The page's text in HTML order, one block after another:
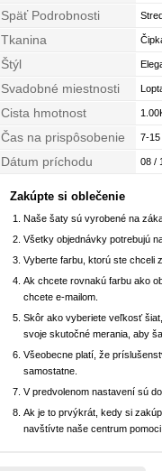
Späť Podrobnosti
Tkanina
Štýl
Svadobné miestnosti
Cista hmotnost
Čas na prispôsobenie 7-15
Dátum príchodu 08 /
Zakúpte si oblečenie
Naše šaty sú vyrobené na
Všetky objednávky potrebujú
Vyberte farbu, ktorú ste chceli
Ak chcete rovnakú farbu ako
chcete e-mailom.
Skôr ako vyberiete veľkosť
svoje skutočné merania, aby
Všeobecne platí, že
samostatne.
V predvolenom nastavení sú
Ak je to prvýkrát, kedy si
navštívte naše centrum pomoci.